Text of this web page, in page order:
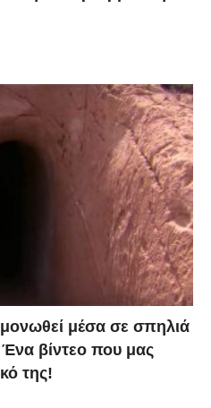
μέσα σε σπηλιά
Ένα βίντεο που μας
της!